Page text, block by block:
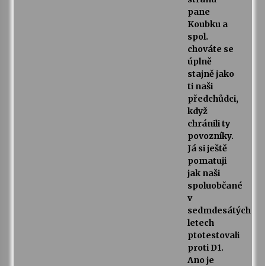
pane
Koubku a
spol.
chováte se
úplně
stajně jako
ti naši
předchůdci,
když
chránili ty
povozníky.
Já si ještě
pomatuji
jak naši
spoluobčané
v
sedmdesátých
letech
ptotestovali
proti D1.
Ano je